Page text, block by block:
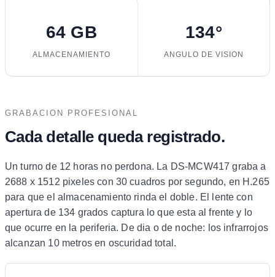
64 GB
ALMACENAMIENTO
134°
ANGULO DE VISION
GRABACION PROFESIONAL
Cada detalle queda registrado.
Un turno de 12 horas no perdona. La DS-MCW417 graba a
2688 x 1512 pixeles con 30 cuadros por segundo, en H.265
para que el almacenamiento rinda el doble. El lente con
apertura de 134 grados captura lo que esta al frente y lo
que ocurre en la periferia. De dia o de noche: los infrarrojos
alcanzan 10 metros en oscuridad total.